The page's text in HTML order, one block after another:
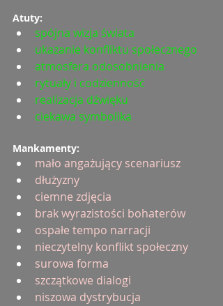
Atuty:
spójna wizja świata
ukazanie konfliktu społecznego
atmosfera odosobnienia
rytuały i codzienność
realizacja dźwięku
ciekawa symbolika
Mankamenty:
mało angażujący scenariusz
dłużyzny
ciemne zdjęcia
brak wyrazistości bohaterów
ospałe tempo narracji
nieczytelny konflikt społeczny
surowa forma
szczątkowe dialogi
niszowa dystrybucja